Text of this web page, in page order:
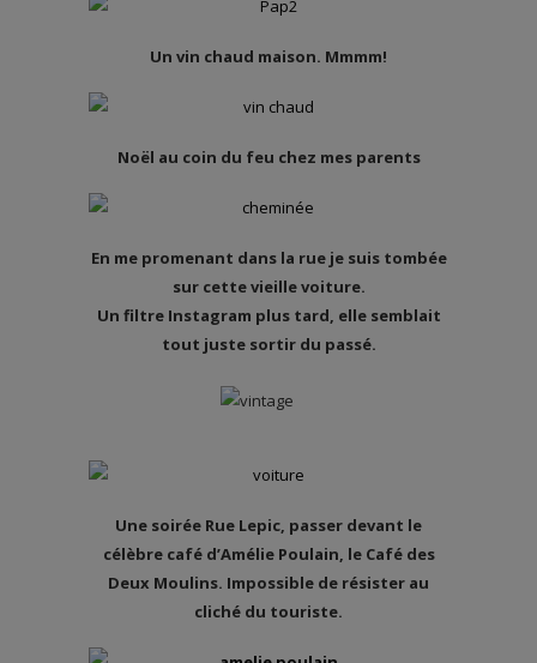
Un vin chaud maison. Mmmm!
Noël au coin du feu chez mes parents
En me promenant dans la rue je suis tombée
sur cette vieille voiture.
Un filtre Instagram plus tard, elle semblait
tout juste sortir du passé.
Une soirée Rue Lepic, passer devant le
célèbre café d’Amélie Poulain, le Café des
Deux Moulins. Impossible de résister au
cliché du touriste.